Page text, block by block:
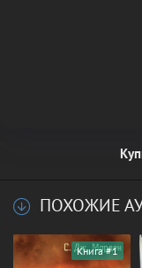
ПОХОЖИЕ
Книга #1